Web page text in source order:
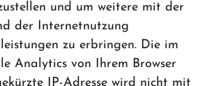
und um weitere mit der
der Internetnutzung
zu erbringen. Die im
Analytics von Ihrem Browser
IP-Adresse wird nicht mit